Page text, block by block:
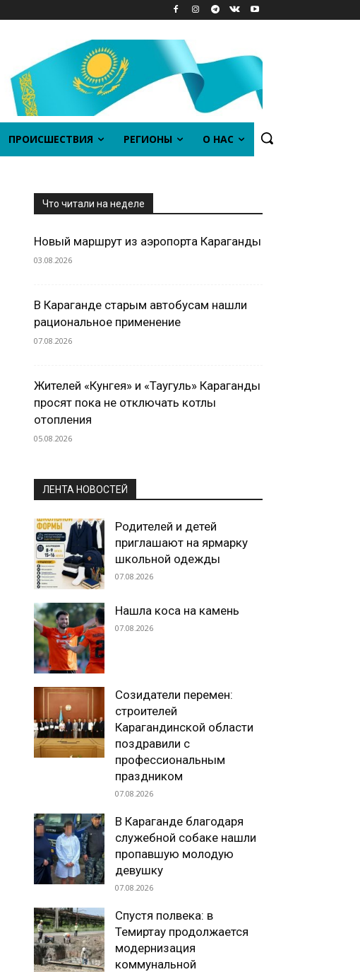
ПРОИСШЕСТВИЯ РЕГИОНЫ О НАС
Что читали на неделе
Новый маршрут из аэропорта Караганды
03.08.2026
В Караганде старым автобусам нашли
рациональное применение
07.08.2026
Жителей «Кунгея» и «Таугуль» Караганды
просят пока не отключать котлы
отопления
05.08.2026
ЛЕНТА НОВОСТЕЙ
Родителей и детей
приглашают на ярмарку
школьной одежды
07.08.2026
Нашла коса на камень
07.08.2026
Созидатели перемен:
строителей
Карагандинской области
поздравили с
профессиональным
праздником
07.08.2026
В Караганде благодаря
служебной собаке нашли
пропавшую молодую
девушку
07.08.2026
Спустя полвека: в
Темиртау продолжается
модернизация
коммунальной